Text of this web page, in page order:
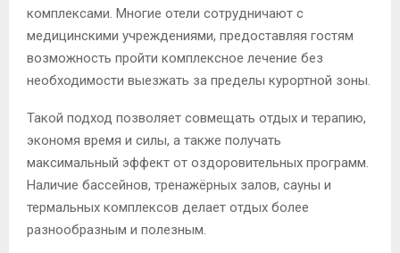
комплексами. Многие отели сотрудничают с
медицинскими учреждениями, предоставляя гостям
возможность пройти комплексное лечение без
необходимости выезжать за пределы курортной зоны.
Такой подход позволяет совмещать отдых и терапию,
экономя время и силы, а также получать
максимальный эффект от оздоровительных программ.
Наличие бассейнов, тренажёрных залов, сауны и
термальных комплексов делает отдых более
разнообразным и полезным.